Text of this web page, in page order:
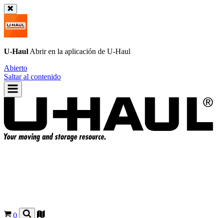
U-Haul Abrir en la aplicación de U-Haul
Abierto
Saltar al contenido
0